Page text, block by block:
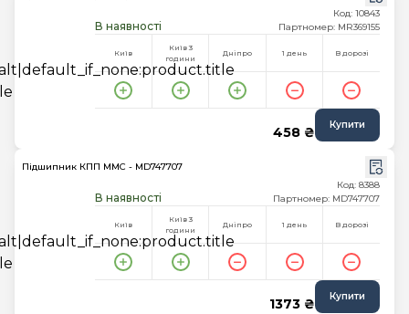
В наявності
Код: 10843
Партномер: MR369155
Київ
Київ 3
години
Дніпро 1 день В дорозі
458 ₴ Купити
Підшипник КПП MMC - MD747707
В наявності
Код: 8388
Партномер: MD747707
Київ
Київ 3
години
Дніпро 1 день В дорозі
1373 ₴ Купити